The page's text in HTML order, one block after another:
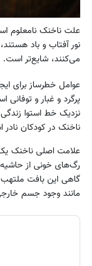
علت ناخنک نامعلوم
نور آفتاب و باد
می‌کنند، شایع‌تر است.
عوامل خطرساز برای
پرگرد و غبار و
نزدیک خط استوا
ناخنک در کودکان
علامت اصلی ناخنک
رگ‌های خونی از حاشیه
گاهی این بافت
مانند وجود جسم